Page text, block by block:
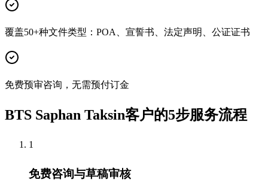
覆盖50+种文件类型：POA、宣誓书、法定声明、公证证书
免费预审咨询，无需预付订金
BTS Saphan Taksin客户的5步服务流程
1
免费咨询与草稿审核